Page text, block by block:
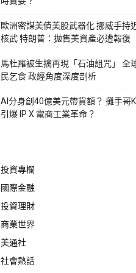
歐洲密謀美債美股武器化 挪威手持
核武 特朗普：拋售美資產必遭報復
馬杜羅被生擒再現「石油詛咒」 全
民乞食 政經角度深度剖析
AI分身創40億美元帶貨額？ 攤手哥
引爆 IP X 電商工業革命？
投資專欄
國際金融
投資理財
商業世界
美通社
社會熱話